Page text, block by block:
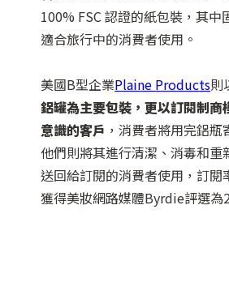
100% FSC 認證的紙包裝，其中
適合旅行中的消費者使用。
美國B型企業Plaine Products則
鋁罐為主要包裝，更以訂閱制商
意識的客戶 ，消費者將用完鋁瓶
他們則將其進行清潔、消毒和重
送回給訂閱的消費者使用，訂閱
獲得美妝網路媒體Byrdie評選為